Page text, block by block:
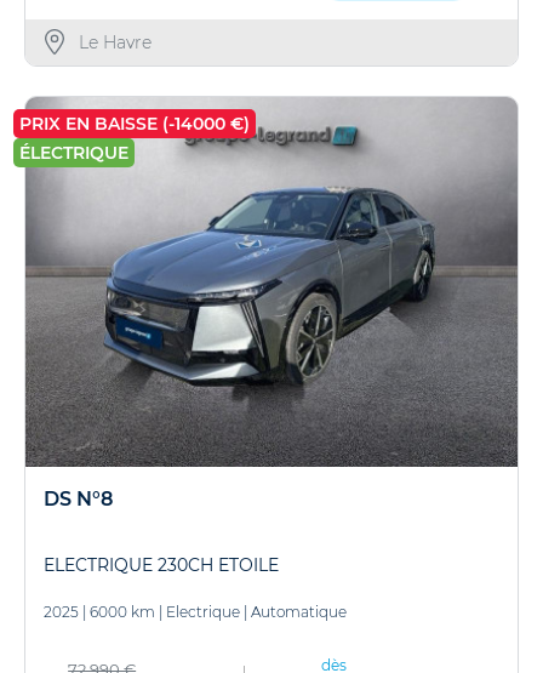
Le Havre
PRIX EN BAISSE (-14000 €)
ÉLECTRIQUE
DS N°8
ELECTRIQUE 230CH ETOILE
2025 | 6000 km | Electrique | Automatique
72 990 € dès